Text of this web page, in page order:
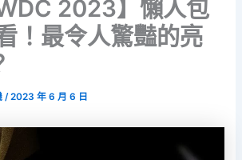
2023】懶人包
！最令人驚豔的亮
/2023 年 6 月 6 日